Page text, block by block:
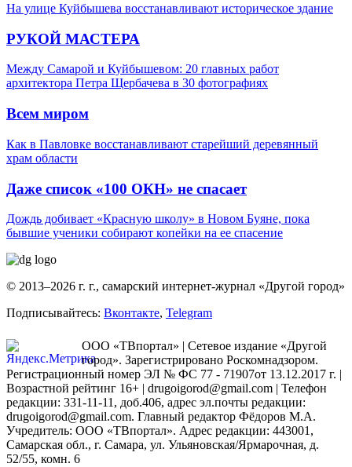
На улице Куйбышева восстанавливают историческое здание
РУКОЙ МАСТЕРА
Между Самарой и Куйбышевом: 20 главных работ
архитектора Петра Щербачева в 30 фотографиях
Всем миром
Как в Павловке восстанавливают старейший деревянный
храм области
Даже список «100 ОКН» не спасает
Дождь добивает «Красную школу» в Новом Буяне, пока
бывшие ученики собирают копейки на ее спасение
© 2013–2026 г. г., самарский интернет-журнал «Другой город»
Подписывайтесь: Вконтакте, Telegram
ООО «ТВпортал» | Сетевое издание «Другой
город». Зарегистрировано Роскомнадзором.
Регистрационный номер ЭЛ № ФС 77 - 71907от 13.12.2017 г. |
Возрастной рейтинг 16+ | drugoigorod@gmail.com | Телефон
редакции: 331-11-11, доб.406, адрес эл.почты редакции:
drugoigorod@gmail.com. Главный редактор Фёдоров М.А.
Учредитель: ООО «ТВпортал». Адрес редакции: 443001,
Самарская обл., г. Самара, ул. Ульяновская/Ярмарочная, д.
52/55, комн. 6